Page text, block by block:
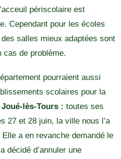
périscolaire est
Cependant pour les écoles
salles mieux adaptées sont
cas de problème.
pourraient aussi
scolaires pour la
lès-Tours : toutes ses
27 et 28 juin, la ville nous l’a
a en revanche demandé le
décidé d’annuler une